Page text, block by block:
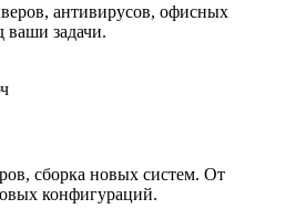
антивирусов, офисных
ваши задачи.
сборка новых систем. От
конфигураций.